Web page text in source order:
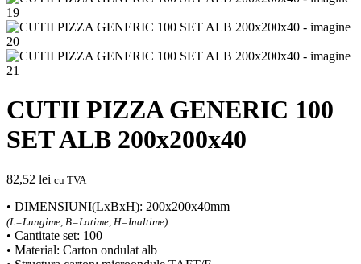
CUTII PIZZA GENERIC 100
SET ALB 200x200x40
82,52 lei cu TVA
• DIMENSIUNI(LxBxH): 200x200x40mm
(L=Lungime, B=Latime, H=Inaltime)
• Cantitate set: 100
• Material: Carton ondulat alb